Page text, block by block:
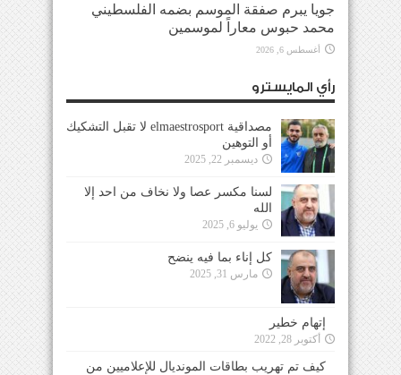
جويا يبرم صفقة الموسم بضمه الفلسطيني
محمد حبوس معاراً لموسمين
أغسطس 6, 2026
رأي المايسترو
مصداقية elmaestrosport لا تقبل التشكيك
أو التوهين
ديسمبر 22, 2025
لسنا مكسر عصا ولا نخاف من احد إلا
الله
يوليو 6, 2025
كل إناء بما فيه ينضح
مارس 31, 2025
إتهام خطير
أكتوبر 28, 2022
كيف تم تهريب بطاقات المونديال للإعلاميين من